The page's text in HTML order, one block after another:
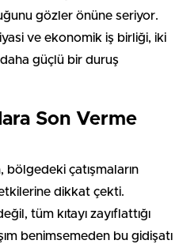
gözler önüne seriyor.
ve ekonomik iş birliği, iki
güçlü bir duruş
Son Verme
bölgedeki çatışmaların
dikkat çekti.
tüm kıtayı zayıflattığı
benimsemeden bu gidişatı